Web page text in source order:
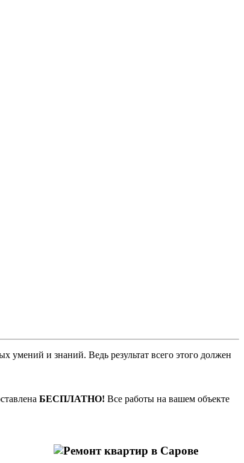
умений и знаний. Ведь результат всего этого должен
БЕСПЛАТНО! Все работы на вашем объекте